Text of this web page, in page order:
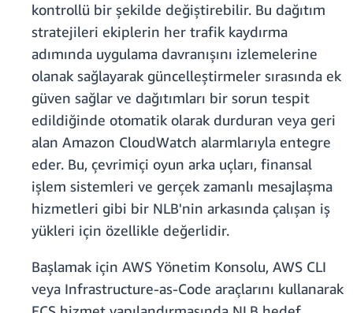
kontrollü bir şekilde değiştirebilir. Bu dağıtım
stratejileri ekiplerin her trafik kaydırma
adımında uygulama davranışını izlemelerine
olanak sağlayarak güncelleştirmeler sırasında ek
güven sağlar ve dağıtımları bir sorun tespit
edildiğinde otomatik olarak durduran veya geri
alan Amazon CloudWatch alarmlarıyla entegre
eder. Bu, çevrimiçi oyun arka uçları, finansal
işlem sistemleri ve gerçek zamanlı mesajlaşma
hizmetleri gibi bir NLB'nin arkasında çalışan iş
yükleri için özellikle değerlidir.
Başlamak için AWS Yönetim Konsolu, AWS CLI
veya Infrastructure-as-Code araçlarını kullanarak